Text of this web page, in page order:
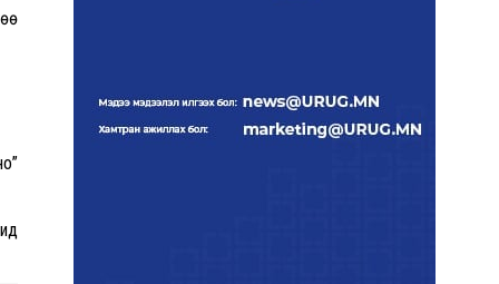
Өчигдөр 102 тусгай дугаарт